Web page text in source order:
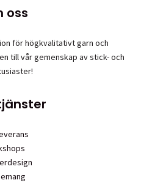
oss
för högkvalitativt garn och
till vår gemenskap av stick- och